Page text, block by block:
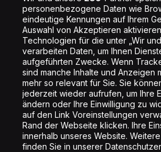
Folge uns
Shop
personenbezogene Daten wie
eindeutige Kennungen auf Ihrem
Auswahl von Akzeptieren
Technologien für die unter „Wir
verarbeiten Daten, um Ihnen
aufgeführten Zwecke. Wenn
sind manche Inhalte und Anzeigen
mehr so relevant für Sie. Sie
jederzeit wieder aufrufen, um Ihre
ändern oder Ihre Einwilligung zu
auf den Link Voreinstellungen
Rand der Webseite klicken. Ihre
innerhalb unseres Website.
finden Sie in unserer